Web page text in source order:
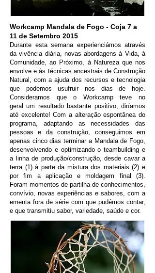
Workcamp Mandala de Fogo - Coja 7 a
11 de Setembro 2015
Durante esta semana experienciámos através
da vivência diária, novas abordagens à Vida, à
Comunidade, ao Próximo, à Natureza que nos
envolve e às técnicas ancestrais de Construção
Natural, com a ajuda dos recursos e tecnologia
que podemos usufruir nos dias de hoje.
Consideramos que o Workcamp teve no
geral um resultado bastante positivo, diríamos
até excelente! Com a alteração espontânea do
programa, adaptando as necessidades das
pessoas e da construção, conseguimos em
apenas cinco dias terminar a Mandala de Fogo,
desenvolvendo e optimizando o teambuilding e
a linha de produção/construção, desde cavar a
terra (1) à parte da mistura dos materiais (2) e
por fim a aplicação e moldagem final (3).
Foram momentos de partilha de conhecimentos,
convívio, novas experiências e sabores, com a
ementa fora de série com que pudémos contar,
e que transmitiu sabor, variedade, saúde e cor.